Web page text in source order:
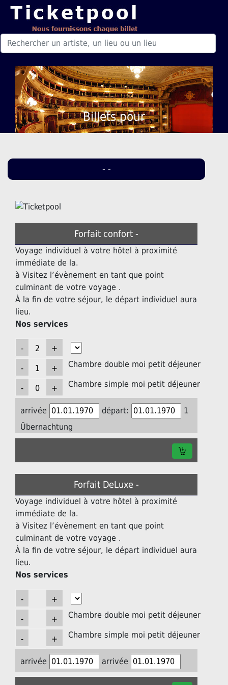
Billets pour
- -
Forfait confort -
Voyage individuel à votre hôtel à proximité
immédiate de la.
à Visitez l’évènement en tant que point
culminant de votre voyage .
À la fin de votre séjour, le départ individuel aura
lieu.
Nos services
Chambre double moi petit déjeuner
Chambre simple moi petit déjeuner
arrivée départ:
1
Übernachtung
Forfait DeLuxe -
Voyage individuel à votre hôtel à proximité
immédiate de la.
à Visitez l’évènement en tant que point
culminant de votre voyage .
À la fin de votre séjour, le départ individuel aura
lieu.
Nos services
Chambre double moi petit déjeuner
Chambre simple moi petit déjeuner
arrivée arrivée